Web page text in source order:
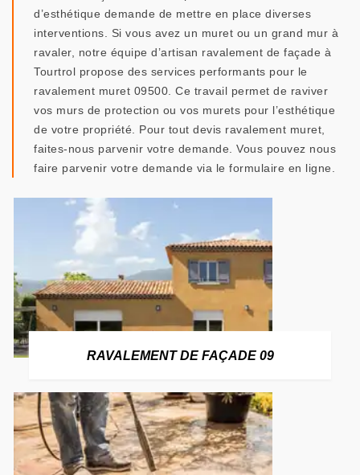
d’esthétique demande de mettre en place diverses
interventions. Si vous avez un muret ou un grand mur à
ravaler, notre équipe d’artisan ravalement de façade à
Tourtrol propose des services performants pour le
ravalement muret 09500. Ce travail permet de raviver
vos murs de protection ou vos murets pour l’esthétique
de votre propriété. Pour tout devis ravalement muret,
faites-nous parvenir votre demande. Vous pouvez nous
faire parvenir votre demande via le formulaire en ligne.
RAVALEMENT DE FAÇADE 09